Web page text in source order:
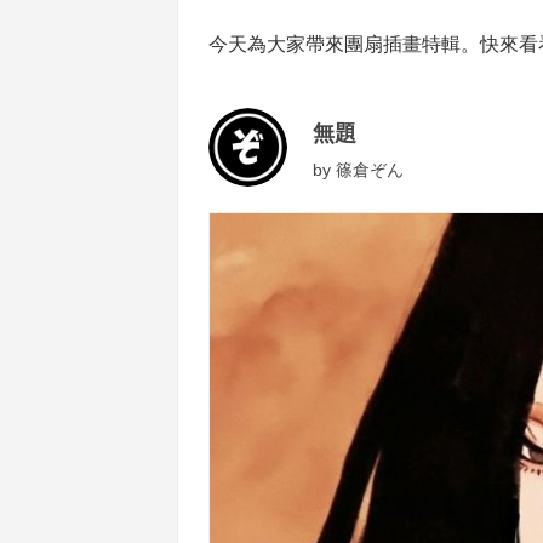
今天為大家帶來團扇插畫特輯。快來看
無題
by 篠倉ぞん